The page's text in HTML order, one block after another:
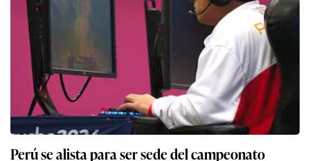
Perú se alista para ser sede del campeonato